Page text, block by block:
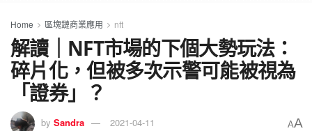
Home 區塊鏈商業應用 nft
解讀｜NFT市場的下個大勢玩法：
碎片化，但被多次示警可能被視為
「證券」？
by Sandra 2021-04-11 AA